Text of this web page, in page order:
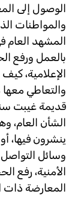
الوصول إلى
والمواطنات
المشهد العام
بالعمل ورفع
الإعلامية،
والتعاطي
قديمة غيبت
الشأن العام،
ينشرون فيها،
وسائل التواصل
الأمنية، رفع
المعارضة ذات